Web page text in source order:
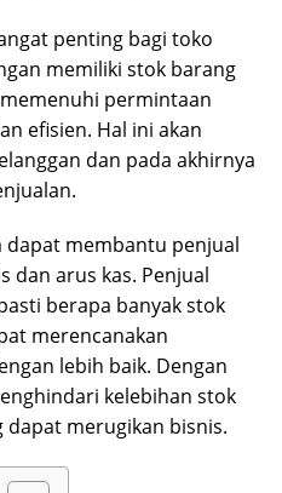
penting bagi toko
memiliki stok barang
permintaan
efisien. Hal ini akan
dan pada akhirnya
dapat membantu penjual
dan arus kas. Penjual
berapa banyak stok
merencanakan
lebih baik. Dengan
kelebihan stok
dapat merugikan bisnis.